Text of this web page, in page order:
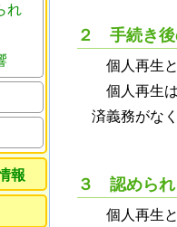
２ 手続き後
個人再生
個人再生
済義務がな
３ 認められ
個人再生
れ
報